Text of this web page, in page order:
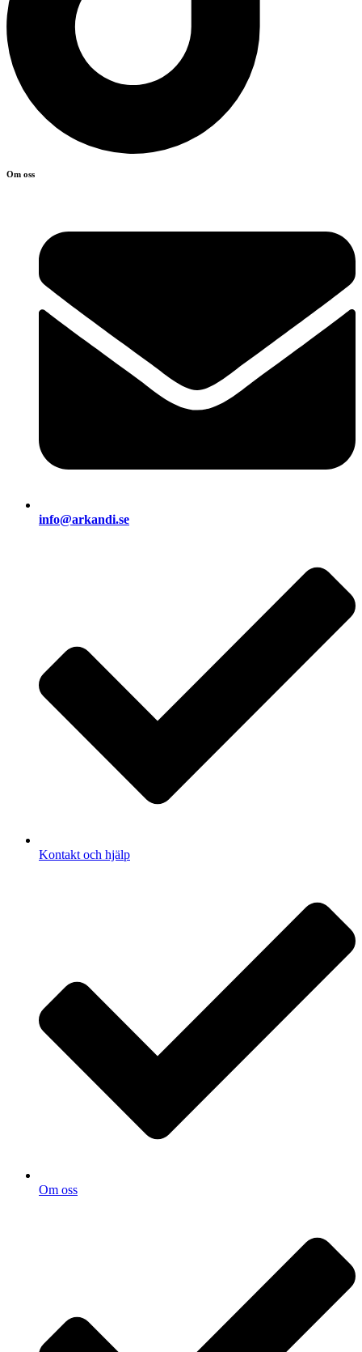
Om oss
info@arkandi.se
Kontakt och hjälp
Om oss